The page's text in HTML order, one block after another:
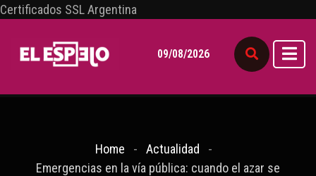
Certificados SSL Argentina
09/08/2026
Home
Actualidad
Emergencias en la vía pública: cuando el azar se